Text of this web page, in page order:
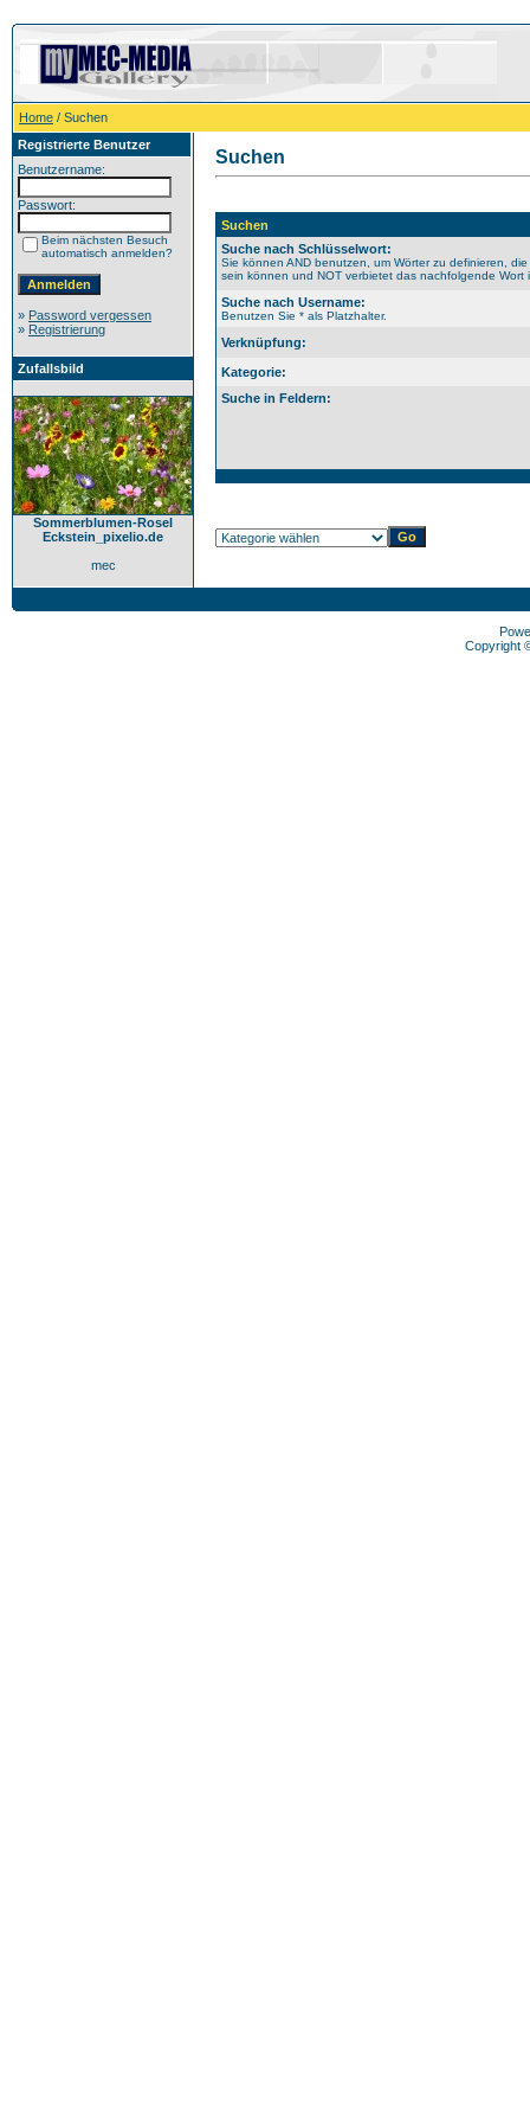
Home / Suchen
Registrierte Benutzer
Benutzername:
Passwort:
Beim nächsten Besuch
automatisch anmelden?
» Password vergessen
» Registrierung
Zufallsbild
Sommerblumen-Rosel
Eckstein_pixelio.de
mec
Suchen
Suchen
Suche nach Schlüsselwort:
Sie können AND benutzen, um Wörter zu definieren,
sein können und NOT verbietet das nachfolgende Wort
Suche nach Username:
Benutzen Sie * als Platzhalter.
Verknüpfung:
Kategorie:
Suche in Feldern:
Copyright